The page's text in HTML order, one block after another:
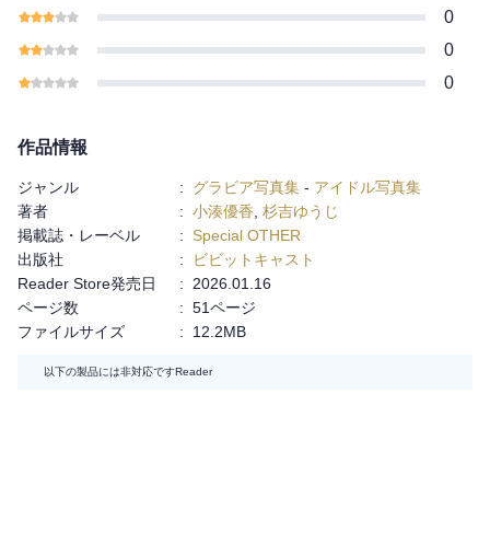
0
0
0
作品情報
ジャンル : グラビア写真集 - アイドル写真集
著者
: 小湊優香, 杉吉ゆうじ
掲載誌・レーベル
:
Special OTHER
出版社
:
ビビットキャスト
Reader Store発売日
: 2026.01.16
ページ数
: 51ページ
ファイルサイズ
: 12.2MB
以下の製品には非対応ですReader